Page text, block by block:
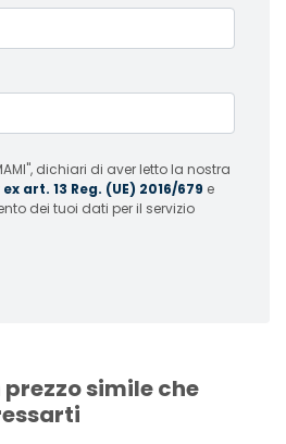
dichiari di aver letto la nostra
art. 13 Reg. (UE) 2016/679 e
dei tuoi dati per il servizio
simile che